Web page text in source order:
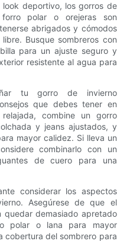
deportivo, los gorros de
forro polar o orejeras son
abrigados y cómodos
Busque sombreros con
para un ajuste seguro y
resistente al agua para
tu gorro de invierno
que debes tener en
combine un gorro
y jeans ajustados, y
mayor calidez. Si lleva un
combinarlo con un
de cuero para una
considerar los aspectos
Asegúrese de que el
quedar demasiado apretado
polar o lana para mayor
cobertura del sombrero para